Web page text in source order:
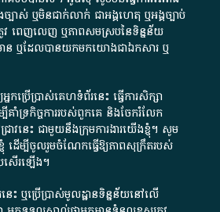
ច្បាស់​ ឬ​មិន​ជាក់លាក់​ ជា​អង្គហេតុ​ ឬ​អង្គច្បាប់​
រូវ​ ពេញលេញ​ ឬ​ភាព​សម​ស្រប​នៃ​ទិន្នន័យ​
ាន​ ឬ​ដែល​បាន​យក​មក​យោង​ជា​ឯកសារ​ ឬ​
ប្រើប្រាស់គេហទំព័រនេះ ធ្វើការសិក្សា
បីគាំទ្រកិច្ចការ​របស់ពួកគេ និងចែករំលែក
ាវនេះ ជាមួយនឹងក្រុមការងារយើងខ្ញុំ។ សូម
ដើម្បីចូលរួមចំណែកធ្វើឱ្យភាពសុក្រឹតរបស់
សើរឡើង។
ះ ឬប្រើប្រាស់មូលដ្ឋានទិន្នន័យនៅលើ